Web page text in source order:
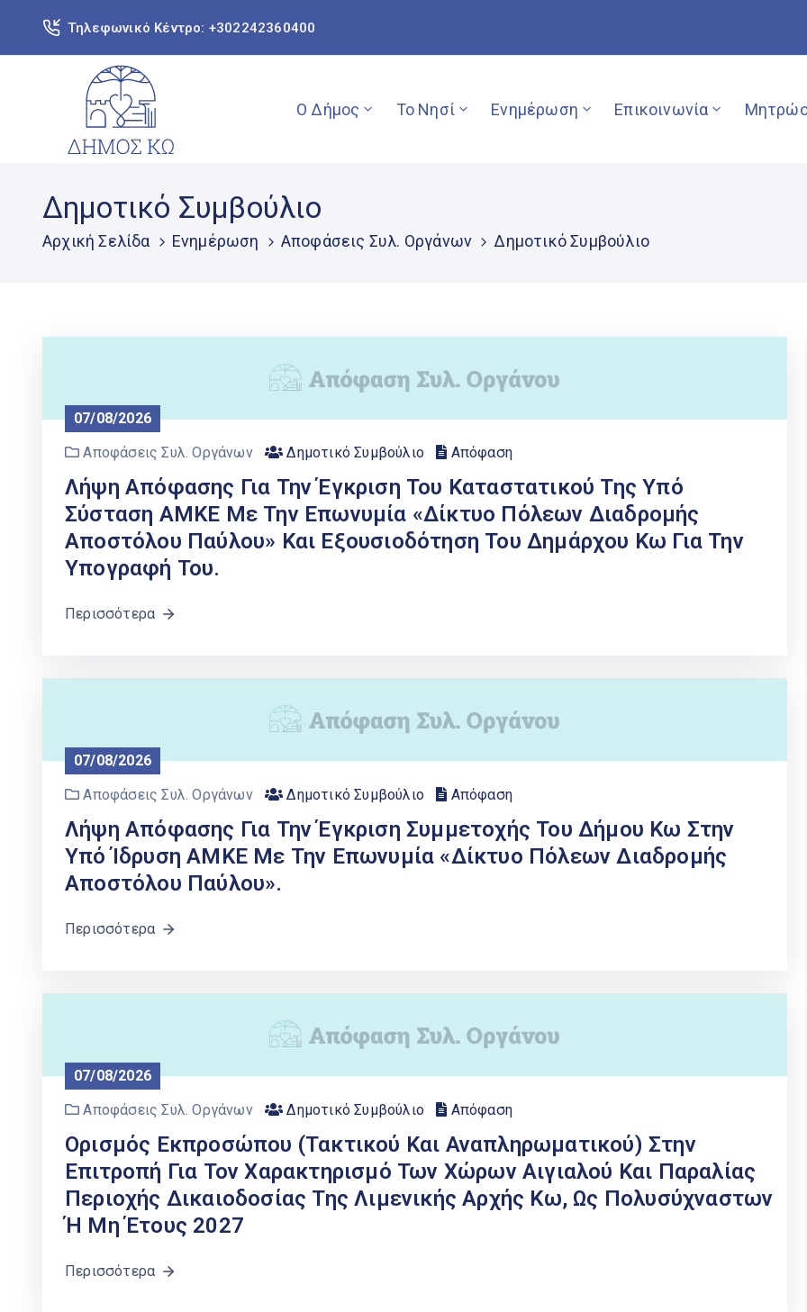
Τηλεφωνικό Κέντρο: +302242360400
Ο Δήμος Το Νησί Ενημέρωση Επικοινωνία
Δημοτικό Συμβούλιο
Αρχική Σελίδα Ενημέρωση Αποφάσεις Συλ. Οργάνων Δημοτικό Συμβούλιο
07/08/2026
Αποφάσεις Συλ. Οργάνων
Δημοτικό Συμβούλιο Απόφαση
Λήψη Απόφασης Για Την Έγκριση Του Καταστατικού Της Υπό
Σύσταση ΑΜΚΕ Με Την Επωνυμία «Δίκτυο Πόλεων Διαδρομής
Αποστόλου Παύλου» Και Εξουσιοδότηση Του Δημάρχου Κω Για Την
Υπογραφή Του.
Περισσότερα
07/08/2026
Αποφάσεις Συλ. Οργάνων
Δημοτικό Συμβούλιο Απόφαση
Λήψη Απόφασης Για Την Έγκριση Συμμετοχής Του Δήμου Κω Στην
Υπό Ίδρυση ΑΜΚΕ Με Την Επωνυμία «Δίκτυο Πόλεων Διαδρομής
Αποστόλου Παύλου».
Περισσότερα
07/08/2026
Αποφάσεις Συλ. Οργάνων
Δημοτικό Συμβούλιο Απόφαση
Ορισμός Εκπροσώπου (τακτικού Και Αναπληρωματικού) Στην
Επιτροπή Για Τον Χαρακτηρισμό Των Χώρων Αιγιαλού Και Παραλίας
Περιοχής Δικαιοδοσίας Της Λιμενικής Αρχής Κω, Ως Πολυσύχναστων
Ή Μη Έτους 2027
Περισσότερα